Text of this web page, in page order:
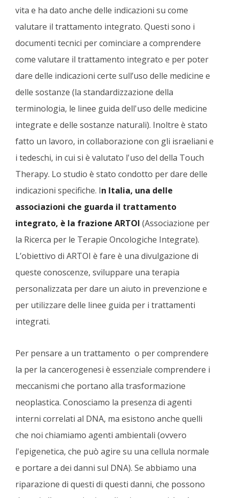
vita e ha dato anche delle indicazioni su come
valutare il trattamento integrato. Questi sono i
documenti tecnici per cominciare a comprendere
come valutare il trattamento integrato e per poter
dare delle indicazioni certe sull’uso delle medicine e
delle sostanze (la standardizzazione della
terminologia, le linee guida dell'uso delle medicine
integrate e delle sostanze naturali). Inoltre è stato
fatto un lavoro, in collaborazione con gli israeliani e
i tedeschi, in cui si è valutato l'uso del della Touch
Therapy. Lo studio è stato condotto per dare delle
indicazioni specifiche. In Italia, una delle
associazioni che guarda il trattamento
integrato, è la frazione ARTOI (Associazione per
la Ricerca per le Terapie Oncologiche Integrate).
L’obiettivo di ARTOI è fare è una divulgazione di
queste conoscenze, sviluppare una terapia
personalizzata per dare un aiuto in prevenzione e
per utilizzare delle linee guida per i trattamenti
integrati.
Per pensare a un trattamento o per comprendere
la per la cancerogenesi è essenziale comprendere i
meccanismi che portano alla trasformazione
neoplastica. Conosciamo la presenza di agenti
interni correlati al DNA, ma esistono anche quelli
che noi chiamiamo agenti ambientali (ovvero
l'epigenetica, che può agire su una cellula normale
e portare a dei danni sul DNA). Se abbiamo una
riparazione di questi di questi danni, che possono